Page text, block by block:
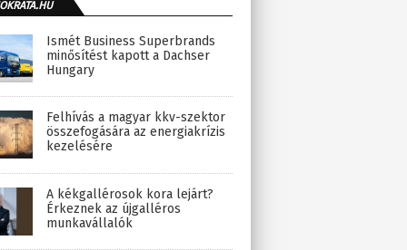
Ismét Business Superbrands
minősítést kapott a Dachser
Hungary
Felhívás a magyar kkv-szektor
összefogására az energiakrízis
kezelésére
A kékgallérosok kora lejárt?
Érkeznek az újgalléros
munkavállalók